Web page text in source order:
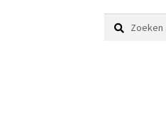
Zoeken
naar: